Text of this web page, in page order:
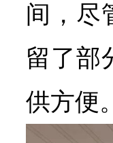
间，尽
留了部
供方便。